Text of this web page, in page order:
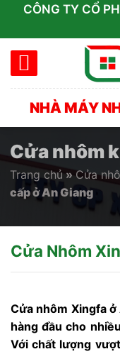
CÔNG TY CỔ
NHÀ MÁY
Cửa nhôm
Trang chủ » Cửa
cấp ở An Giang
Cửa Nhôm
Cửa nhôm Xingfa
hàng đầu cho
Với chất lượng